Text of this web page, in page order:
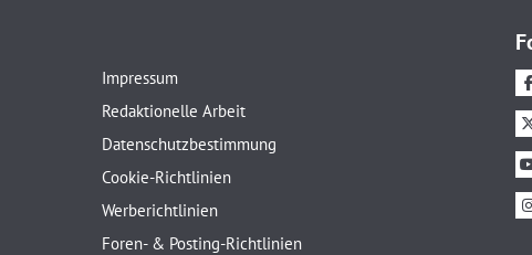
Impressum
Redaktionelle Arbeit
Datenschutzbestimmung
Cookie-Richtlinien
Werberichtlinien
Foren- & Posting-Richtlinien